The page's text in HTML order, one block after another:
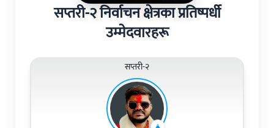
सप्तरी-२ निर्वाचन क्षेत्रका प्रतिष्पर्धी
उम्मेदवारहरू
सप्तरी-२